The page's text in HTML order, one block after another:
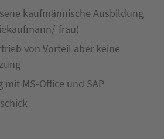
kaufmännische Ausbildung
frau)
von Vorteil aber keine
mit MS-Office und SAP